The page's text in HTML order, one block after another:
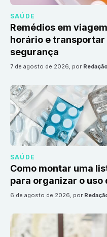
SAÚDE
Remédios em
horário e
segurança
7 de agosto de 2026, por
SAÚDE
Como montar uma
para organizar o uso
6 de agosto de 2026, por